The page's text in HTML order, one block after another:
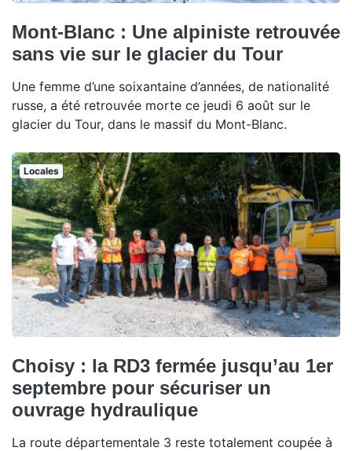
Mont-Blanc : Une alpiniste retrouvée
sans vie sur le glacier du Tour
Une femme d’une soixantaine d’années, de nationalité
russe, a été retrouvée morte ce jeudi 6 août sur le
glacier du Tour, dans le massif du Mont-Blanc.
Locales
Choisy : la RD3 fermée jusqu’au 1er
septembre pour sécuriser un
ouvrage hydraulique
La route départementale 3 reste totalement coupée à